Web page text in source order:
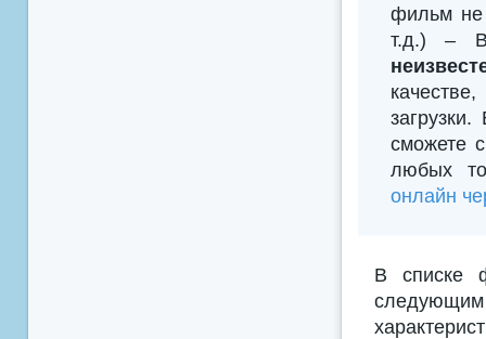
фильм не
т.д.) –
сможете
любых
онлайн
В списке